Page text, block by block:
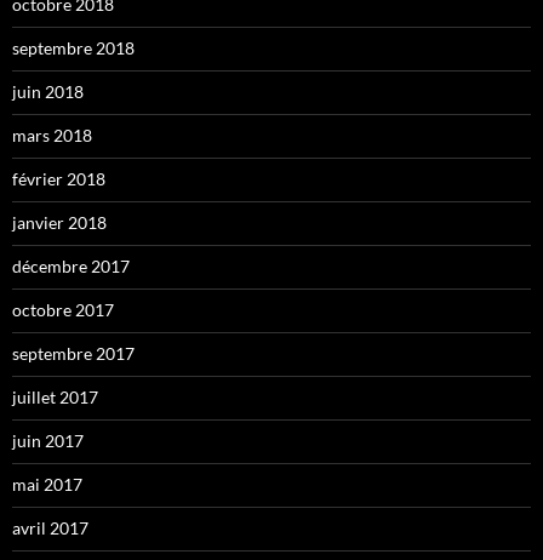
octobre 2018
septembre 2018
juin 2018
mars 2018
février 2018
janvier 2018
décembre 2017
octobre 2017
septembre 2017
juillet 2017
juin 2017
mai 2017
avril 2017